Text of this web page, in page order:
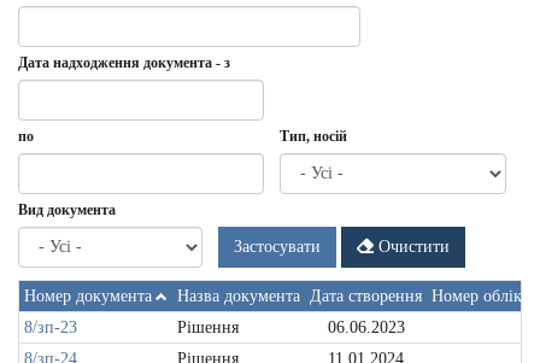
Дата надходження документа - з
Дата
Дата
надходження
-
з
по
Дата
по
Тип, носій
Вид документа
Застосувати Очистити
Номер документа Назва документа Дата створення Номер
8/зп-23
Рішення
06.06.2023
8/зп-24
Рішення
11.01.2024